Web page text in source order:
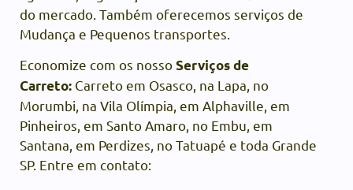
do mercado. Também oferecemos serviços de
Mudança e Pequenos transportes.
Economize com os nossoServiços de
Carreto: Carreto em Osasco, na Lapa, no
Morumbi, na Vila Olímpia, em Alphaville, em
Pinheiros, em Santo Amaro, no Embu, em
Santana, em Perdizes, no Tatuapé e toda Grande
SP. Entre em contato: